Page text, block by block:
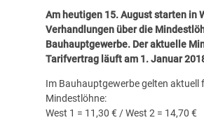
Am heutigen 15. August starten in
Verhandlungen über die
Bauhauptgewerbe. Der aktuelle
Tarifvertrag läuft am 1. Januar
Im Bauhauptgewerbe gelten aktuell
Mindestlöhne:
West 1 = 11,30 € / West 2 = 14,70 €